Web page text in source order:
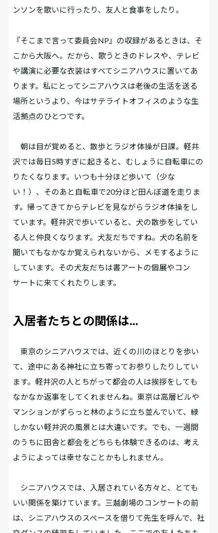
ンソンを歌いに行ったり、友人と食事をしたり。
『そこまで言って委員会NP』の収録があるときは、そ
こから大阪へ。だから、歌うときのドレスや、テレビ
や講演に必要な衣装はすべてシニアハウスに置いてあ
ります。私にとってシニアハウスは老後の生活を送る
場所というより、今はサテライトオフィスのような生
活拠点のひとつです。
朝は目が覚めると、散歩とラジオ体操が日課。軽井
沢では毎日5時すぎに起きると、むしょうに自転車にの
りたくなります。いつも十分ほど歩いて（少な
い！）、そのあと自転車で20分ほど田んぼ道を走りま
す。帰ってきてからテレビを見ながらラジオ体操をし
ています。軽井沢で歩いていると、犬の散歩をしてい
る人と仲良くなります。犬友だちですね。犬の名前を
聞いてもなかなか覚えられないから、メモするように
しています。その犬友だちは書アートの個展やコン
サートに来てくれたりします。
入居者たちとの関係は…
東京のシニアハウスでは、近くの川のほとりを歩い
て、途中にある神社に立ち寄ってお参りしたりしてい
ます。軽井沢の人とちがって都会の人は挨拶をしても
なかなか返事をしてくれませんね。東京は高層ビルや
マンションがずらっと林のように立ち並んでいて、緑
しかない軽井沢の風景とは大違いです。でも、一週間
のうちに田舎と都会をどちらも体験できるのは、考え
ようによっては幸せなことかもしれません。
シニアハウスでは、入居されている方々と、とても
いい関係を築けています。三越劇場のコンサートの前
は、シニアハウスのスペースを借りて先生を呼んで、社